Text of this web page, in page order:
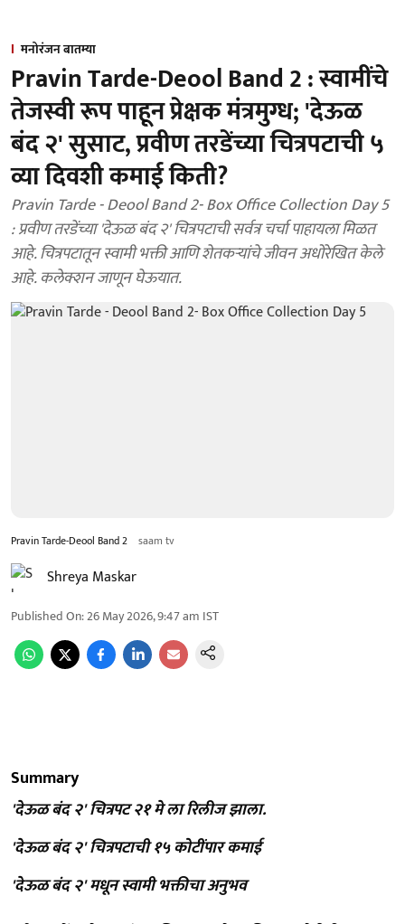
मनोरंजन बातम्या
Pravin Tarde-Deool Band 2 : स्वामींचे
तेजस्वी रूप पाहून प्रेक्षक मंत्रमुग्ध; 'देऊळ
बंद २' सुसाट, प्रवीण तरडेंच्या चित्रपटाची ५
व्या दिवशी कमाई किती?
Pravin Tarde - Deool Band 2- Box Office Collection Day 5
: प्रवीण तरडेंच्या 'देऊळ बंद २' चित्रपटाची सर्वत्र चर्चा पाहायला मिळत
आहे. चित्रपटातून स्वामी भक्ती आणि शेतकऱ्यांचे जीवन अधोरेखित केले
आहे. कलेक्शन जाणून घेऊयात.
Pravin Tarde-Deool Band 2 saam tv
Shreya Maskar
Published On:26 May 2026, 9:47 am IST
Summary
'देऊळ बंद २' चित्रपट २१ मे ला रिलीज झाला.
'देऊळ बंद २' चित्रपटाची १५ कोटींपार कमाई
'देऊळ बंद २' मधून स्वामी भक्तीचा अनुभव